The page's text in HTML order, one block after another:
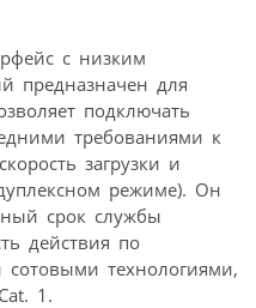
с низким
предназначен для
подключать
требованиями к
загрузки и
режиме). Он
срок службы
действия по
технологиями,
1.